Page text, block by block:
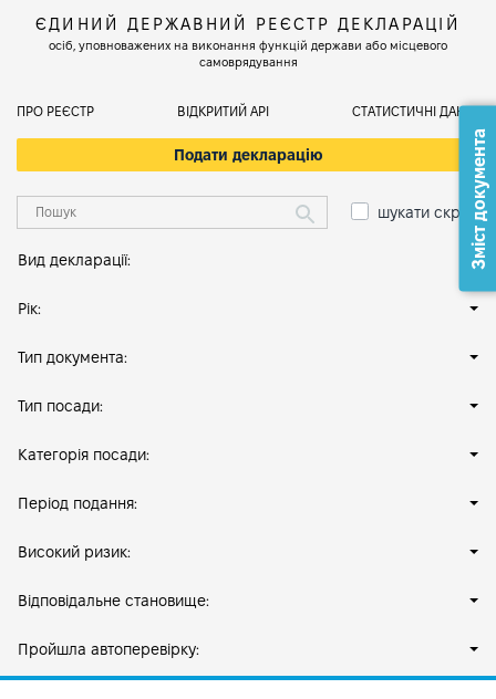
ЄДИНИЙ ДЕРЖАВНИЙ РЕЄСТР ДЕКЛАРАЦІЙ
осіб, уповноважених на виконання функцій держави або місцевого
самоврядування
ПРО РЕЄСТР ВІДКРИТИЙ АРІ СТАТИСТИЧНІ ДАНІ
Подати декларацію
шукати скрізь
Вид декларації:
Рік:
Тип документа:
Тип посади:
Категорія посади:
Період подання:
Високий ризик:
Відповідальне становище:
Пройшла автоперевірку:
Зміст документа